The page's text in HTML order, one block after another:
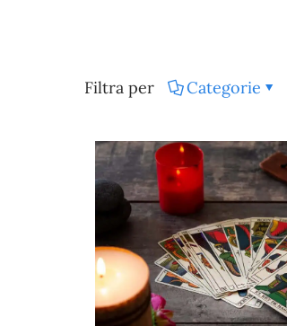
Filtra per Categorie